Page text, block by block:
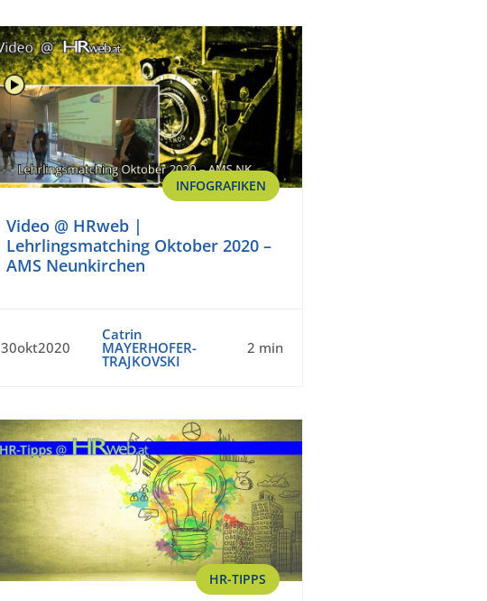
INFOGRAFIKEN
Video @ HRweb |
Lehrlingsmatching Oktober 2020 –
AMS Neunkirchen
30okt2020
Catrin
MAYERHOFER-
TRAJKOVSKI
2 min
HR-TIPPS